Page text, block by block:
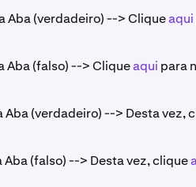
Aba (verdadeiro) --> Cliqueaqui
Aba (falso) --> Cliqueaqui para
Aba (verdadeiro) --> Desta vez,
Aba (falso) --> Desta vez, clique